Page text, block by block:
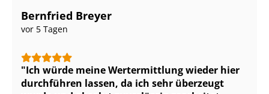
Bernfried Breyer
vor 5 Tagen
Ich würde meine Wertermittlung wieder hier
durchführen lassen, da ich sehr überzeugt